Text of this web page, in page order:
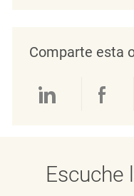
Comparte esta
Compartir
Escuche